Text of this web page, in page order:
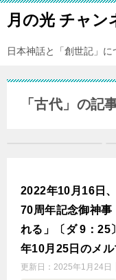
月の光 チャン
日本神話と「創世記」に
「古代」の記
2022年10月16日
70周年記念御神事
れる」〔ダ 9：25
年10月25日のメ
更新日： 2025年1月24日